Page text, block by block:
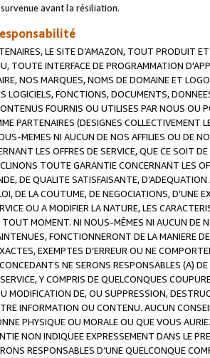
avant la résiliation.
LE SITE D’AMAZON, TOUT PRODUIT
TOUTE INTERFACE DE PROGRAMMATION
NOS MARQUES, NOMS DE DOMAINE ET
LOGICIELS, FONCTIONS, DOCUMENTS,
FOURNIS OU UTILISES PAR NOUS OU
PARTENAIRES (DESIGNES COLLECTIVEMENT
MEMES NI AUCUN DE NOS AFFILIES OU DE
LES OFFRES DE SERVICE, QUE CE SOIT
TOUTE GARANTIE CONCERNANT LES
DE QUALITE SATISFAISANTE,
DE LA COUTUME, DE NEGOCIATIONS, D’UNE
OU A MODIFIER LA NATURE, LES
TOUT MOMENT. NI NOUS-MÊMES NI AUCUN DE
FONCTIONNERONT DE LA MANIERE
EXEMPTES D’ERREUR OU NE
NE SERONS RESPONSABLES (A)
Y COMPRIS DE QUELCONQUES
MODIFICATION DE, OU SUPPRESSION,
INFORMATION OU CONTENU. AUCUN
PHYSIQUE OU MORALE OU QUE VOUS
NON INDIQUEE EXPRESSEMENT DANS LE
RESPONSABLES D’UNE QUELCONQUE